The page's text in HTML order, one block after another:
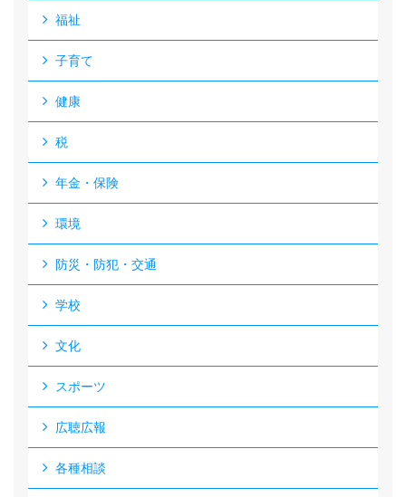
福祉
子育て
健康
税
年金・保険
環境
防災・防犯・交通
学校
文化
スポーツ
広聴広報
各種相談